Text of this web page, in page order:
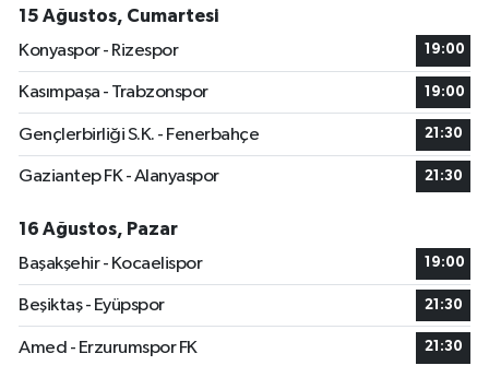
15 Ağustos, Cumartesi
Konyaspor - Rizespor
19:00
Kasımpaşa - Trabzonspor 19:00
Gençlerbirliği S.K. - Fenerbahçe 21:30
Gaziantep FK - Alanyaspor 21:30
16 Ağustos, Pazar
Başakşehir - Kocaelispor
19:00
Beşiktaş - Eyüpspor 21:30
Amed - Erzurumspor FK 21:30